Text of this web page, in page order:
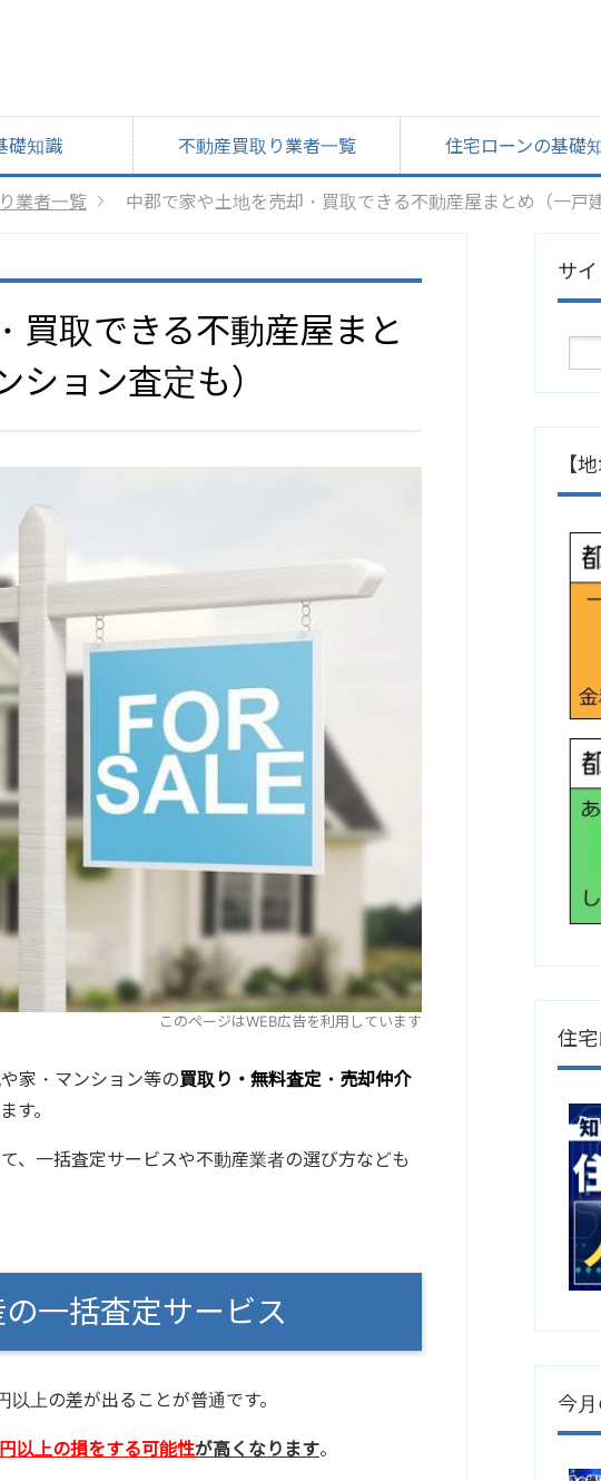
礎知識 不動産買取り業者一覧 住宅ローンの基礎
業者一覧 中郡で家や土地を売却・買取できる不動産屋まとめ（一戸
買取できる不動産屋まと
ョン査定も）
このページはWEB広告を利用しています
家・マンション等の買取り・無料査定・売却仲介
す。
、一括査定サービスや不動産業者の選び方なども
の一括査定サービス
上の差が出ることが普通です。
以上の損をする可能性が高くなります。
サ
【
住宅
今